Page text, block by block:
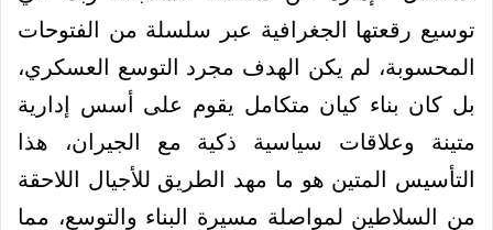
توسيع رقعتها الجغرافية عبر سلسلة من الفتوحات
المحسوبة، لم يكن الهدف مجرد التوسع العسكري،
بل كان بناء كيان متكامل يقوم على أسس إدارية
متينة وعلاقات سياسية ذكية مع الجيران، هذا
التأسيس المتين هو ما مهد الطريق للأجيال اللاحقة
من السلاطين لمواصلة مسيرة البناء والتوسع، مما